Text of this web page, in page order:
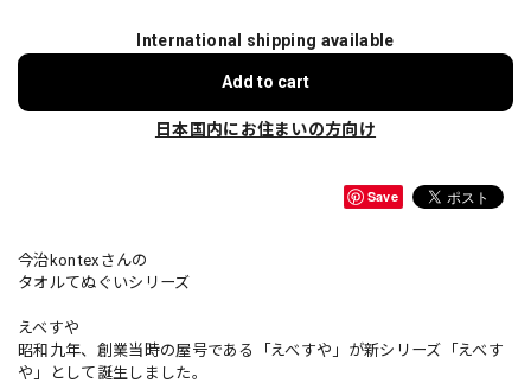
International shipping available
Add to cart
日本国内にお住まいの方向け
Save
今治kontexさんの
タオルてぬぐいシリーズ
えべすや
昭和九年、創業当時の屋号である「えべすや」が新シリーズ「えべす
や」として誕生しました。